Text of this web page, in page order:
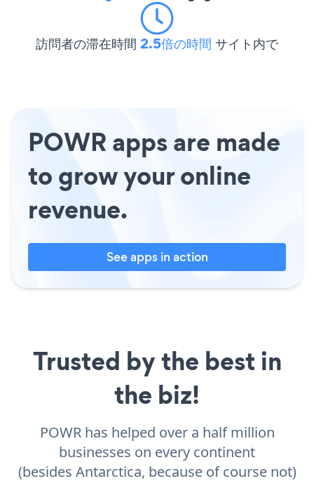
訪問者の滞在時間 2.5倍の時間 サイト内で
POWR apps are made
to grow your online
revenue.
See apps in action
Trusted by the best in
the biz!
POWR has helped over a half million
businesses on every continent
(besides Antarctica, because of course not)